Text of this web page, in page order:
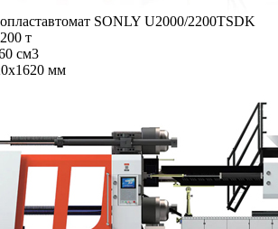
SONLY U2000/2200TSDK
т
см3
мм